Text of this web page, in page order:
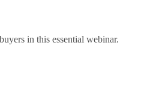
in this essential webinar.